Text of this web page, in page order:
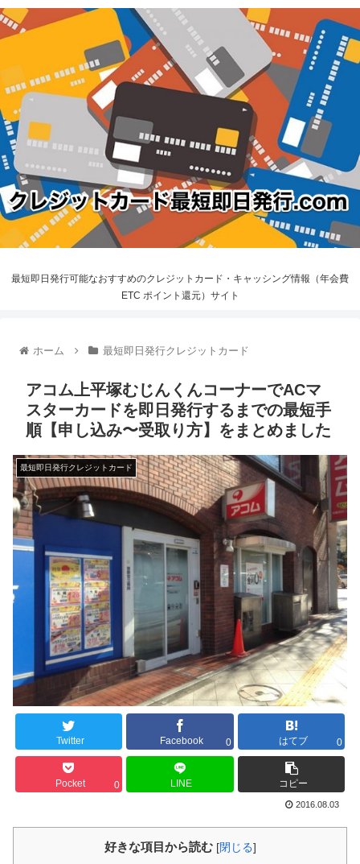
最短即日発行可能なおすすめのクレジットカード・キャッシング情報（年会費
ETC ポイント還元）サイト
ホーム 最短即日発行クレジットカード
アコム上平塚むじんくんコーナーでACマ
スターカードを即日発行するまでの最短手
順【申し込み〜受取り方】をまとめました
最短即日発行クレジットカード
Twitter Facebook 0 はてブ 0
Pocket 0 LINE コピー
2016.08.03
好きな項目から読む [閉じる]